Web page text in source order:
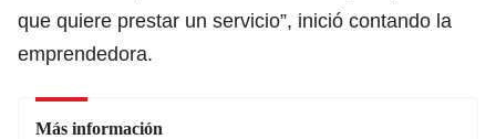
que quiere prestar un servicio”, inició contando la
emprendedora.
Más información